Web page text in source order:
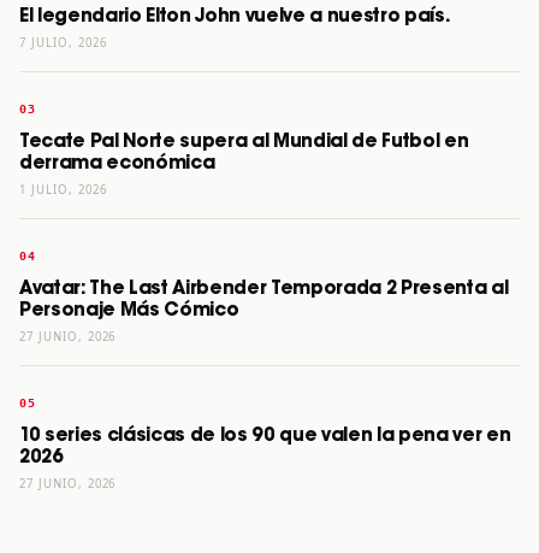
El legendario Elton John vuelve a nuestro país.
7 JULIO, 2026
Tecate Pal Norte supera al Mundial de Futbol en
derrama económica
1 JULIO, 2026
Avatar: The Last Airbender Temporada 2 Presenta al
Personaje Más Cómico
27 JUNIO, 2026
10 series clásicas de los 90 que valen la pena ver en
2026
27 JUNIO, 2026